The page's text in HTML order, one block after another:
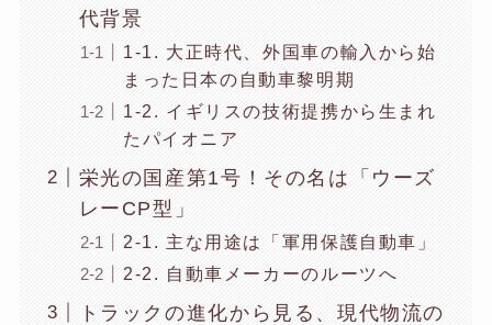
代背景
1-1. 大正時代、外国車の輸入から始
まった日本の自動車黎明期
1-2. イギリスの技術提携から生まれ
たパイオニア
栄光の国産第1号！その名は「ウーズ
レーCP型」
2-1. 主な用途は「軍用保護自動車」
2-2. 自動車メーカーのルーツへ
トラックの進化から見る、現代物流の